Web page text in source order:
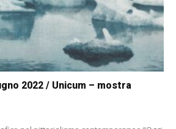
2022 / Unicum – mostra